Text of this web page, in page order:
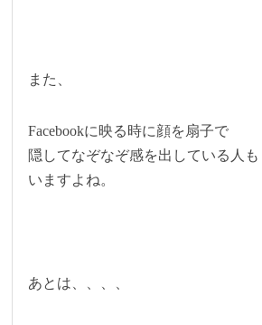
また、
Facebookに映る時に顔を扇子で
隠してなぞなぞ感を出している人も
いますよね。
あとは、、、、